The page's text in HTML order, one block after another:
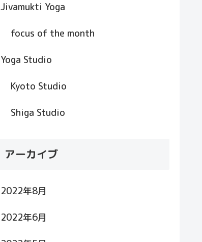
Jivamukti Yoga
focus of the month
Yoga Studio
Kyoto Studio
Shiga Studio
アーカイブ
2022年8月
2022年6月